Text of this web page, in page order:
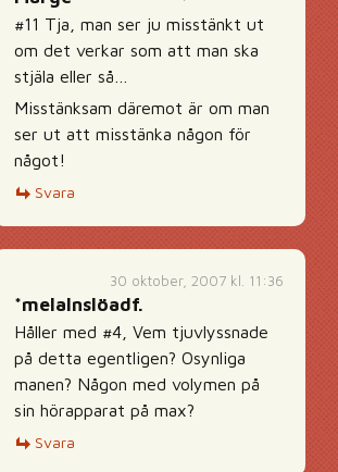
#11 Tja, man ser ju misstänkt ut
om det verkar som att man ska
stjäla eller så…
Misstänksam däremot är om man
ser ut att misstänka någon för
något!
Svara
30 oktober, 2007 kl. 11:36
*melalnslöadf.
Håller med #4, Vem tjuvlyssnade
på detta egentligen? Osynliga
manen? Någon med volymen på
sin hörapparat på max?
Svara